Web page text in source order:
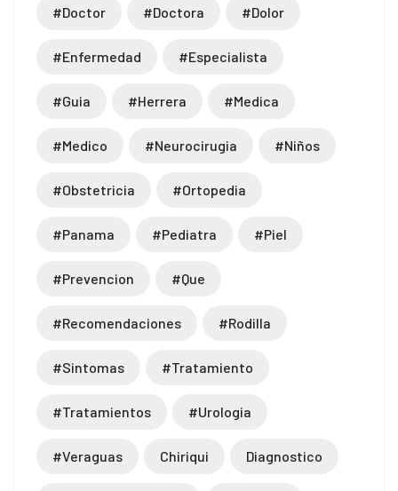
#doctor #doctora #dolor
#enfermedad #especialista
#guia #herrera #medica
#medico #neurocirugia #niños
#obstetricia #ortopedia
#panama #pediatra #piel
#prevencion #que
#recomendaciones #rodilla
#sintomas #tratamiento
#tratamientos #urologia
#veraguas Chiriqui Diagnostico